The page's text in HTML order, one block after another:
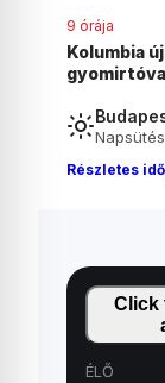
9 órája
Agyonvert
magyar fiú
Napsütés
Részletes
Click
ÉLŐ